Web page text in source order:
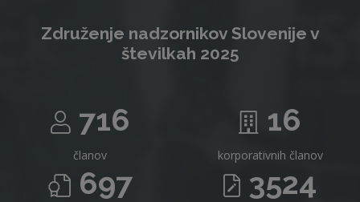
Združenje nadzornikov Slovenije v
številkah 2025
716
članov
16
korporativnih članov
697 3524